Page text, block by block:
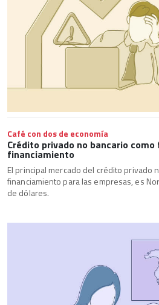
Café con dos de economía
Crédito privado no bancario
financiamiento
El principal mercado del crédito privado
financiamiento para las empresas, es
de dólares.